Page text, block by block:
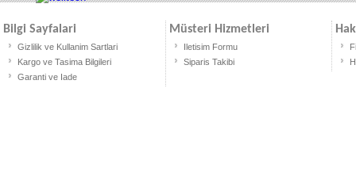
Bilgi Sayfalari
Gizlilik ve Kullanim Sartlari
Kargo ve Tasima Bilgileri
Garanti ve Iade
Müsteri Hizmetleri
Iletisim Formu
Siparis Takibi